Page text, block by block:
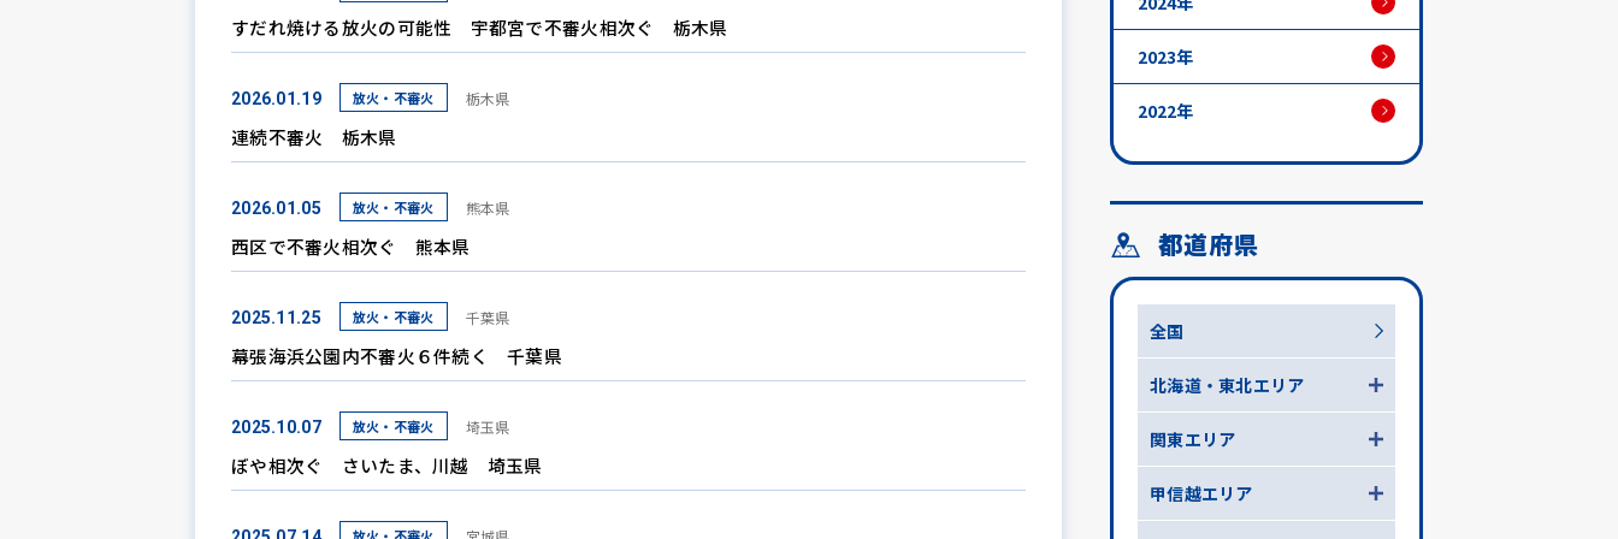
すだれ焼ける放火の可能性 宇都宮で不審火相次ぐ 栃木県
2026.01.19 放火・不審火 栃木県
連続不審火 栃木県
2026.01.05 放火・不審火 熊本県
西区で不審火相次ぐ 熊本県
2025.11.25 放火・不審火 千葉県
幕張海浜公園内不審火６件続く 千葉県
2025.10.07 放火・不審火 埼玉県
ぼや相次ぐ さいたま、川越 埼玉県
放火・不審火
2023年
2022年
都道府県
全国
北海道・東北エリア
関東エリア
甲信越エリア